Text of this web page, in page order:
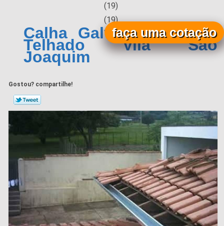
(19)
(19)
Calha Galvanizada para
Telhado Vila São
Joaquim
Gostou? compartilhe!
faça uma cotação